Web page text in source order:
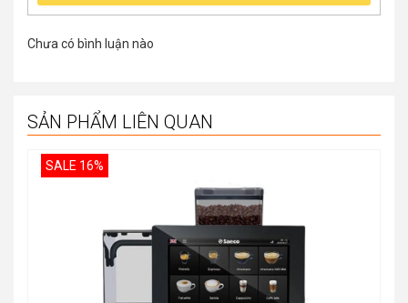
Chưa có bình luận nào
SẢN PHẨM LIÊN QUAN
SALE 16%